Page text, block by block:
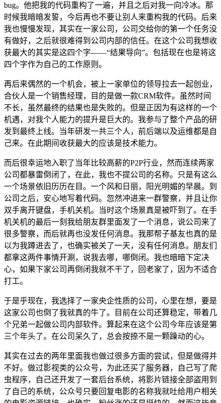
bug。他把我的代码重构了一遍，并且之后对我一向冷冰。那
时候我暗暗发誓，今后再也不要让别人来重构我的代码。后来
我也慢慢发现，其实在一家公司，公司交给你的第一个任务没
有做好，之后就很难得到公司内部的信任。在这个公司我想收
获最大的其实是这四个字——“结果导向”。包括现在也是将这
四个字作为自己的工作原则。
再后来偶然的一个机会，被上一家单位的领导拉去一起创业，
合伙人是一个销售经理，目的是做一款CRM软件。虽然时间
不长，虽然最终的结果也是失败的。但是正因为有这样的一个
机遇，对我个人能力的提升是巨大的。我参与了整个产品的研
发到最终上线。当年研发一共三个人，前后端以及运维都是自
己来。在此期间收获最大的应该是技术能力。
而后很幸运地入职了当年比较高薪的P2P行业，然而连续两家
公司都暴雷倒闭了，在此，我也不提公司的名称。只是有这么
一个场景依旧历历在目。一个风和日丽，阳光明媚的早晨。到
公司之后，安心地写着代码。忽然冲进来一群警察，并且让你
双手离开键盘，手机关机。当时这个场景真是被吓到了。在手
机关机的最后一刻我给朋友群里面发了一个消息，说公司来了
很多警察，而后就再也没发任何消息。我那帮子基友也真的是
以为我蹲进去了，也确实被关了一天，没有任何消息。朋友们
都拿这两件事情开涮，说我去哪，哪倒闭。我也暗暗下定决
心，如果下家公司再倒闭我就不干了，回老家了，因为不适合
打工。
于是乎现在，我选择了一家央企性质的公司，心里在想，要是
这家公司也倒了我就真的牛了。目前在公司还算稳定，带着几
个兄弟一起做公司内部软件。算起来在这个公司今年应该是第
三个年头了。在公司呆久了，总会按捺不是一颗躁动的心。
其实在过去的两年里面我也做过很多方面的尝试，但是做得并
不好。做过影视类的公众号，为此还买了服务器，自己写了爬
虫程序，自己还开发了一套后台系统，将影片链接全部盗用到
了自己的系统，公众号只要回复电影的名称我就吐给用户相关